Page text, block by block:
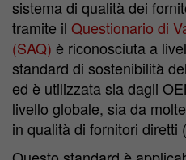
sistema di qualità dei
tramite il Questionario di
(SAQ) è riconosciuta a
standard di sostenibilità
ed è utilizzata sia dagli
livello globale, sia da
in qualità di fornitori diretti